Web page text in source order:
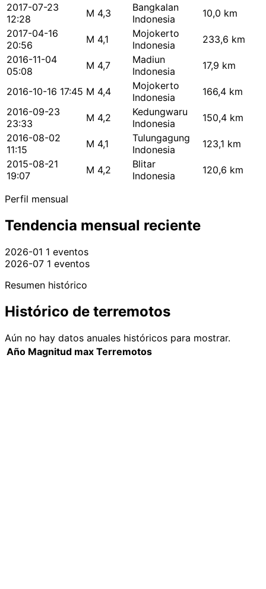
2017-07-23
12:28
M 4,3
Bangkalan
Indonesia
10,0 km
2017-04-16
20:56
M 4,1
Mojokerto
Indonesia
233,6 km
2016-11-04
05:08
M 4,7
Madiun
Indonesia
17,9 km
2016-10-16 17:45 M 4,4
Mojokerto
Indonesia
166,4 km
2016-09-23
23:33
M 4,2
Kedungwaru
Indonesia
150,4 km
2016-08-02
11:15
M 4,1
Tulungagung
Indonesia
123,1 km
2015-08-21
19:07
M 4,2
Blitar
Indonesia
120,6 km
Perfil mensual
Tendencia mensual reciente
2026-01 1 eventos
2026-07 1 eventos
Resumen histórico
Histórico de terremotos
Aún no hay datos anuales históricos para mostrar.
Año Magnitud max Terremotos